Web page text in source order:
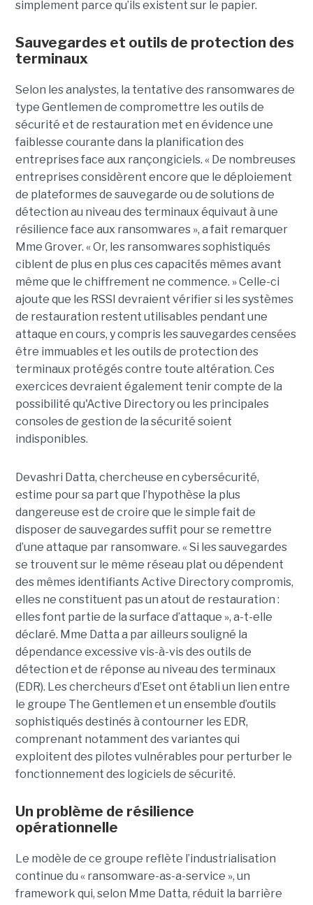
simplement parce qu’ils existent sur le papier.
Sauvegardes et outils de protection des
terminaux
Selon les analystes, la tentative des ransomwares de
type Gentlemen de compromettre les outils de
sécurité et de restauration met en évidence une
faiblesse courante dans la planification des
entreprises face aux rançongiciels. « De nombreuses
entreprises considèrent encore que le déploiement
de plateformes de sauvegarde ou de solutions de
détection au niveau des terminaux équivaut à une
résilience face aux ransomwares », a fait remarquer
Mme Grover. « Or, les ransomwares sophistiqués
ciblent de plus en plus ces capacités mêmes avant
même que le chiffrement ne commence. » Celle-ci
ajoute que les RSSI devraient vérifier si les systèmes
de restauration restent utilisables pendant une
attaque en cours, y compris les sauvegardes censées
être immuables et les outils de protection des
terminaux protégés contre toute altération. Ces
exercices devraient également tenir compte de la
possibilité qu'Active Directory ou les principales
consoles de gestion de la sécurité soient
indisponibles.
Devashri Datta, chercheuse en cybersécurité,
estime pour sa part que l’hypothèse la plus
dangereuse est de croire que le simple fait de
disposer de sauvegardes suffit pour se remettre
d’une attaque par ransomware. « Si les sauvegardes
se trouvent sur le même réseau plat ou dépendent
des mêmes identifiants Active Directory compromis,
elles ne constituent pas un atout de restauration :
elles font partie de la surface d’attaque », a-t-elle
déclaré. Mme Datta a par ailleurs souligné la
dépendance excessive vis-à-vis des outils de
détection et de réponse au niveau des terminaux
(EDR). Les chercheurs d’Eset ont établi un lien entre
le groupe The Gentlemen et un ensemble d’outils
sophistiqués destinés à contourner les EDR,
comprenant notamment des variantes qui
exploitent des pilotes vulnérables pour perturber le
fonctionnement des logiciels de sécurité.
Un problème de résilience
opérationnelle
Le modèle de ce groupe reflète l’industrialisation
continue du « ransomware-as-a-service », un
framework qui, selon Mme Datta, réduit la barrière